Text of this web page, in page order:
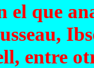
el que
entre